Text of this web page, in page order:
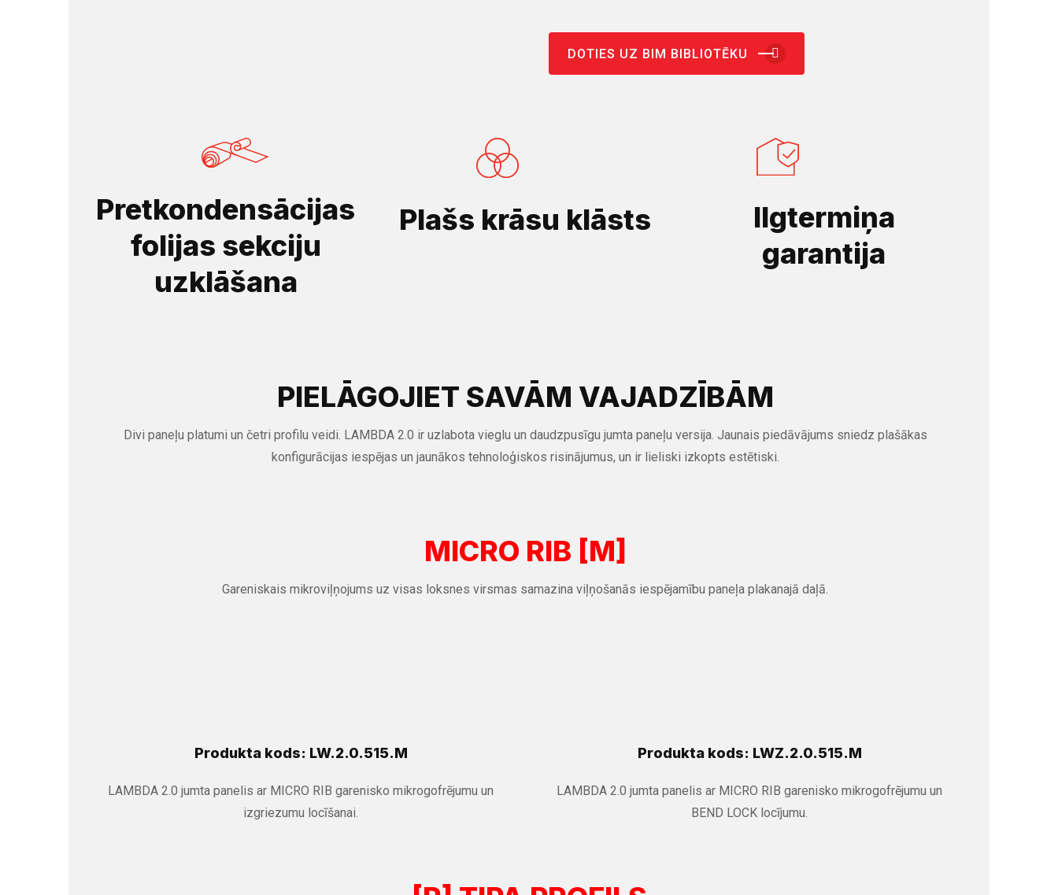
DOTIES UZ BIM BIBLIOTĒKU
Pretkondensācijas
folijas sekciju
uzklāšana
Plašs krāsu klāsts
Ilgtermiņa
garantija
PIELĀGOJIET SAVĀM VAJADZĪBĀM
Divi paneļu platumi un četri profilu veidi. LAMBDA 2.0 ir uzlabota vieglu un daudzpusīgu jumta paneļu versija. Jaunais piedāvājums sniedz plašākas
konfigurācijas iespējas un jaunākos tehnoloģiskos risinājumus, un ir lieliski izkopts estētiski.
MICRO RIB [M]
Gareniskais mikroviļņojums uz visas loksnes virsmas samazina viļņošanās iespējamību paneļa plakanajā daļā.
Produkta kods: LW.2.0.515.M
LAMBDA 2.0 jumta panelis ar MICRO RIB garenisko mikrogofrējumu un
izgriezumu locīšanai.
Produkta kods: LWZ.2.0.515.M
LAMBDA 2.0 jumta panelis ar MICRO RIB garenisko mikrogofrējumu un
BEND LOCK locījumu.